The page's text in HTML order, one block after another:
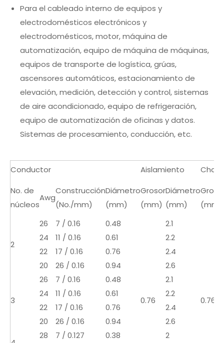
Para el cableado interno de equipos y
electrodomésticos electrónicos y
electrodomésticos, motor, máquina de
automatización, equipo de máquina de máquinas,
equipos de transporte de logística, grúas,
ascensores automáticos, estacionamiento de
elevación, medición, detección y control, sistemas
de aire acondicionado, equipo de refrigeración,
equipo de automatización de oficinas y datos.
Sistemas de procesamiento, conducción, etc.
Conductor Aislamiento
No. de
núcleos
Awg
Construcción
(No./mm)
Diámetro
(mm)
Grosor
(mm)
Diámetro
(mm)
(mm)
2
26 7 / 0.16 0.48
0.76
2.1
0.76
24 11 / 0.16 0.61
2.2
22
17 / 0.16 0.76
2.4
20
26 / 0.16 0.94 2.6
3
26 7 / 0.16 0.48
2.1
24
11 / 0.16 0.61
2.2
22
17 / 0.16 0.76
2.4
20
26 / 0.16 0.94
2.6
28 7 / 0.127 0.38
2